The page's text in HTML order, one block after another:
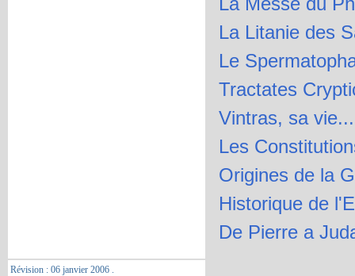
La Litanie des
Le
Tractates
Vintras, sa vie...
Les
Origines de la
Historique de
De Pierre a
Révision : 06 janvier 2006 .